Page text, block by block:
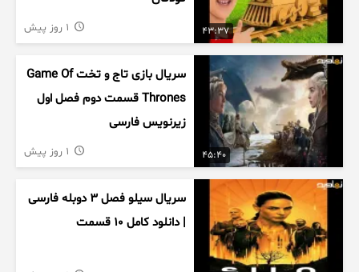
43:37
45:40
سریال بازی تاج و تخت Game Of
Thrones قسمت دوم فصل اول
زیرنویس فارسی
سریال سیلو فصل ۳ دوبله فارسی
| دانلود کامل ۱۰ قسمت